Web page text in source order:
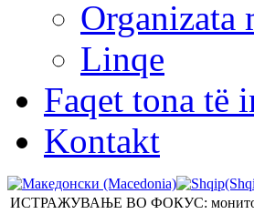
Organizata
Linqe
Faqet tona të
Kontakt
ИСТРАЖУВАЊЕ ВО ФОКУС: мониторинг